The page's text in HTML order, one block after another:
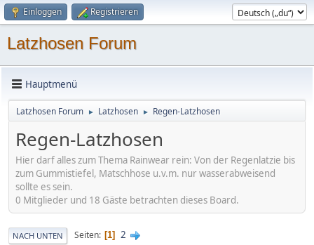
Einloggen Registrieren
Latzhosen Forum
Hauptmenü
Latzhosen Forum ► Latzhosen ► Regen-Latzhosen
Regen-Latzhosen
Hier darf alles zum Thema Rainwear rein: Von der Regenlatzie bis
zum Gummistiefel, Matschhose u.v.m. nur wasserabweisend
sollte es sein.
0 Mitglieder und 18 Gäste betrachten dieses Board.
NACH UNTEN Seiten 1 2